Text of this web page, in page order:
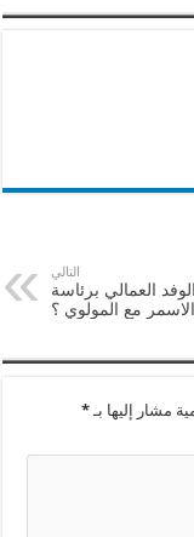
التالي
العمالي برئاسة
الاسمر مع المولوي ؟
مشار إليها بـ*